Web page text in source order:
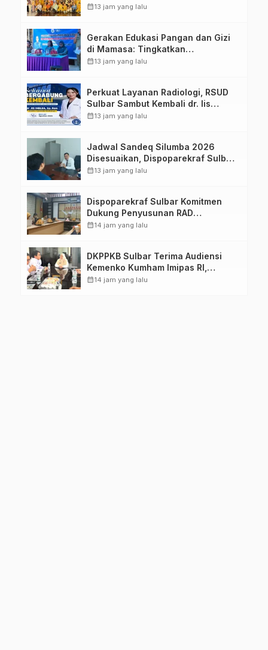
Sulawesi Barat Perkuat Kolaborasi
calendar_month13 jam yang lalu
Gerakan Edukasi Pangan dan Gizi
di Mamasa: Tingkatkan
Pengetahuan dan Keterampilan
calendar_month13 jam yang lalu
Perkuat Layanan Radiologi, RSUD
Sulbar Sambut Kembali dr. Iis
Imelda, Sp.Rad
calendar_month13 jam yang lalu
Jadwal Sandeq Silumba 2026
Disesuaikan, Dispoparekraf Sulbar
Pastikan Persiapan Tetap
calendar_month13 jam yang lalu
Dispoparekraf Sulbar Komitmen
Dukung Penyusunan RAD
TPB/SDGs Sulawesi Barat
calendar_month14 jam yang lalu
DKPPKB Sulbar Terima Audiensi
Kemenko Kumham Imipas RI,
Perkuat Pelayanan Kesehatan bagi
calendar_month14 jam yang lalu